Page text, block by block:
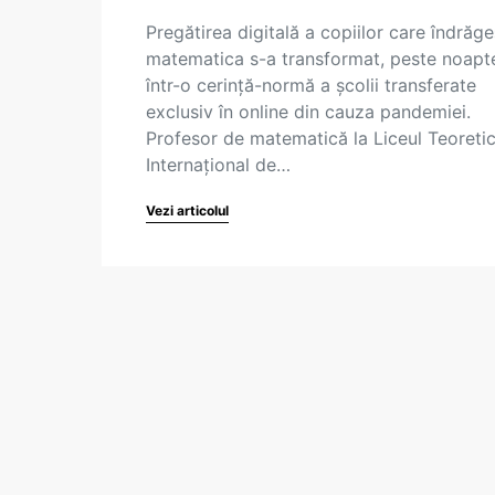
Pregătirea digitală a copiilor care
matematica s-a transformat, peste
într-o cerință-normă a școlii transferate
exclusiv în online din cauza pandemiei.
Profesor de matematică la Liceul Teoretic
Internațional de…
Vezi articolul